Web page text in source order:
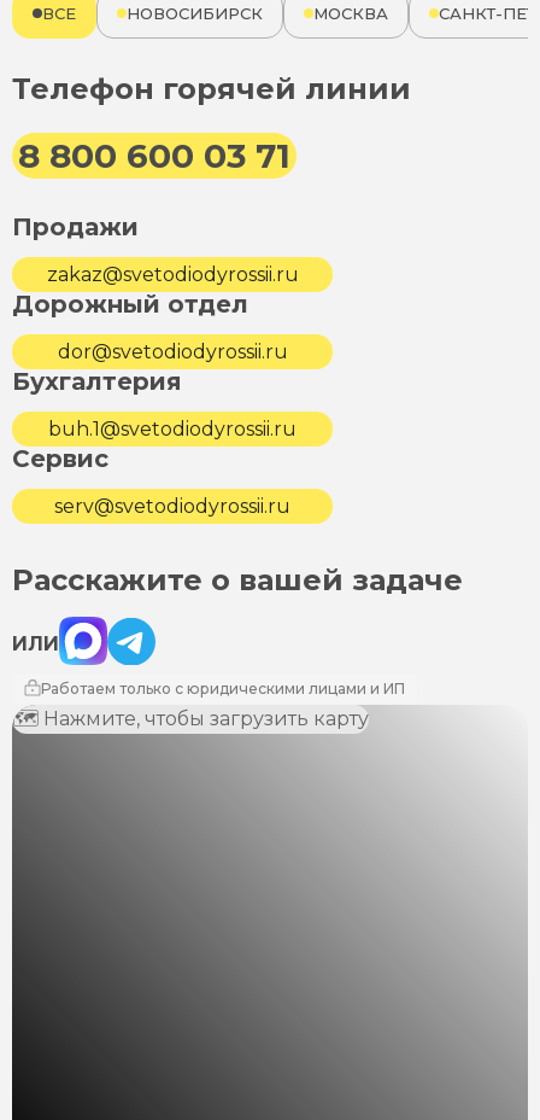
ВСЕ НОВОСИБИРСК МОСКВА САНКТ-
Телефон горячей линии
8 800 600 03 71
Продажи
zakaz@svetodiodyrossii.ru
Дорожный отдел
dor@svetodiodyrossii.ru
Бухгалтерия
buh.1@svetodiodyrossii.ru
Сервис
serv@svetodiodyrossii.ru
Расскажите о вашей задаче
ИЛИ
Max Telegram
Работаем только с юридическими лицами и ИП
🗺 Нажмите, чтобы загрузить карту